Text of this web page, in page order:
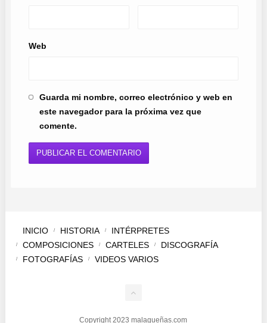
Web
Guarda mi nombre, correo electrónico y web en
este navegador para la próxima vez que
comente.
Copyright 2023 malagueñas.com
INICIO HISTORIA
INTÉRPRETES
COMPOSICIONES
CARTELES
DISCOGRAFÍA
FOTOGRAFÍAS
VIDEOS VARIOS